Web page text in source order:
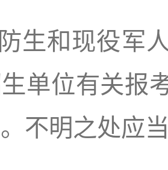
生和现役军
单位有关报
不明之处应